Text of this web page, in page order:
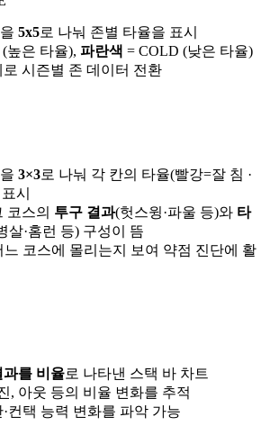
5x5로 나눠 존별 타율을 표시
높은 타율), 파란색 = COLD (낮은 타율)
시즌별 존 데이터 전환
3×3로 나눠 각 칸의 타율(빨강=잘 침 ·
시
코스의 투구 결과(헛스윙·파울 등)와 타
살·홈런 등) 구성이 뜸
느 코스에 몰리는지 보여 약점 진단에 활
과를 비율로 나타낸 스택 바 차트
, 아웃 등의 비율 변화를 추적
컨택 능력 변화를 파악 가능